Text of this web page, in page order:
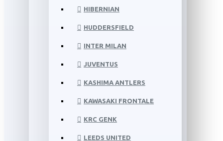
HIBERNIAN
HUDDERSFIELD
INTER MILAN
JUVENTUS
KASHIMA ANTLERS
KAWASAKI FRONTALE
KRC GENK
LEEDS UNITED